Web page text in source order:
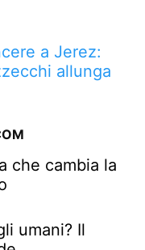
a Jerez:
allunga
che cambia la
umani? Il